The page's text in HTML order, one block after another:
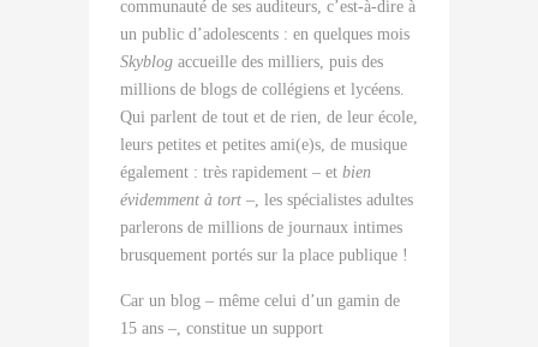
communauté de ses auditeurs, c’est-à-dire à
un public d’adolescents : en quelques mois
Skyblog accueille des milliers, puis des
millions de blogs de collégiens et lycéens.
Qui parlent de tout et de rien, de leur école,
leurs petites et petites ami(e)s, de musique
également : très rapidement – et bien
évidemment à tort –, les spécialistes adultes
parlerons de millions de journaux intimes
brusquement portés sur la place publique !
Car un blog – même celui d’un gamin de
15 ans –, constitue un support